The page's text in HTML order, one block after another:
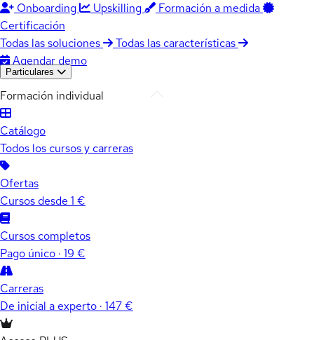
Onboarding
Upskilling
Formación a medida
Certificación
Todas las soluciones
Todas las características
Agendar demo
Particulares
Formación individual
Catálogo
Todos los cursos y carreras
Ofertas
Cursos desde 1 €
Cursos completos
Pago único · 19 €
Carreras
De inicial a experto · 147 €